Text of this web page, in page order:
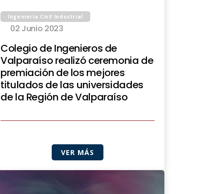
Ingeniería Civil Industrial
02 Junio 2023
Colegio de Ingenieros de
Valparaíso realizó ceremonia de
premiación de los mejores
titulados de las universidades
de la Región de Valparaíso
VER MÁS